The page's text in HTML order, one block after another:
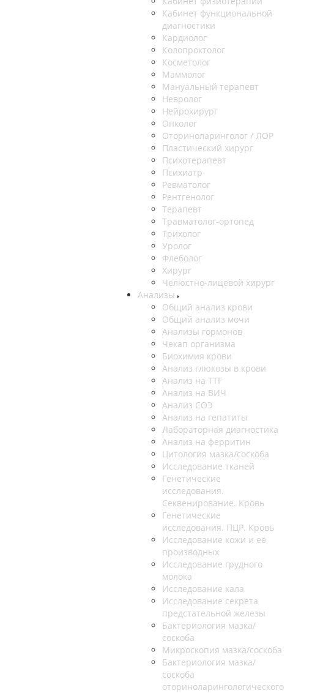
Кабинет функциональной
диагностики
Кардиолог
Колопроктолог
Косметолог
Маммолог
Мануальный терапевт
Невролог
Нейрохирург
Онколог
Оториноларинголог / ЛОР
Пластический хирург
Психотерапевт
Психиатр
Ревматолог
Рентгенолог
Терапевт
Травматолог-ортопед
Трихолог
Уролог
Флеболог
Хирург
Челюстно-лицевой хирург
Анализы
Общий анализ крови
Общий анализ мочи
Анализы гормонов
Чекап организма
Биохимия крови
Анализ глюкозы в крови
Анализ на ТТГ
Анализ на ВИЧ
Анализ СОЭ
Анализ на гепатиты
Лабораторная диагностика
Анализ на ферритин
Цитология мазка/соскоба
Исследование тканей
Генетические
исследования.
Секвенирование. Кровь
Генетические
исследования. ПЦР. Кровь
Исследование кожи и её
производных
Исследование грудного
молока
Исследование кала
Исследование секрета
предстательной железы
Бактериология мазка/
соскоба
Микроскопия мазка/соскоба
Бактериология мазка/
соскоба
оториноларингологического